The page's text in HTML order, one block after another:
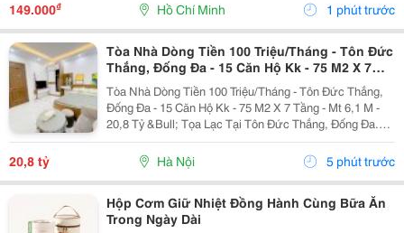
Xếp Và Mang Theo Thức Ăn Trở Nên Gọn Gàng Hơn.
149.000₫ Hồ Chí Minh 1 phút trước
Tòa Nhà Dòng Tiền 100 Triệu/Tháng - Tôn Đức
Thắng, Đống Đa - 15 Căn Hộ Kk - 75 M2 X 7
Tầng - Mt 6,1 M - 20,8 Tỷ
Tòa Nhà Dòng Tiền 100 Triệu/Tháng - Tôn Đức Thắng,
Đống Đa - 15 Căn Hộ Kk - 75 M2 X 7 Tầng - Mt 6,1 M -
20,8 Tỷ &Bull; Tọa Lạc Tại Tôn Đức Thắng, Đống Đa.
Cách Mặt Phố Khoảng 50 Mét, Cách Ô Tô Tránh Khoảng
10 Mét, Vị Trí Thuận Tiện Khai Thác...
20,8 tỷ Hà Nội 5 phút trước
Hộp Cơm Giữ Nhiệt Đồng Hành Cùng Bữa Ăn
Trong Ngày Dài